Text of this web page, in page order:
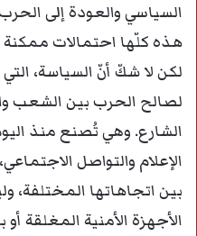
السياسي والعودة إلى الحرب
هذه كلّها احتمالات
لكن لا شكّ أنّ السياسة،
لصالح الحرب بين الشعب
الشارع. وهي تُصنع منذ
الإعلام والتواصل
بين اتجاهاتها
الأجهزة الأمنية المغلقة